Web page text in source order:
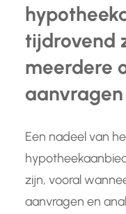
tijdrovend
meerdere
Een nadeel van
zijn, vooral
aanvragen en